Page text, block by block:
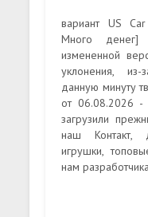
вариант US
Много
измененной
уклонения, из-
данную минуту
от 06.08.2026 -
загрузили
наш Контакт,
игрушки,
нам